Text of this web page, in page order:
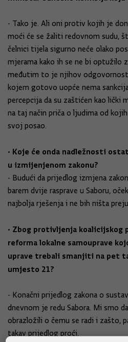
- Tako je. Ali oni protiv kojih je
moći će se žaliti redovnom sudu,
čelnici tijela sigurno neće olako
mjerama kako ih se ne bi optužilo
međutim to je njihov
kojem gotovo uopće nema
percepcija da su zaštićen kao lički
na taj način priča o ljudima od
svoj posao.
• Koje će onda nadležnosti
u izmijenjenom zakonu?
- Budući da prijedlog izmjena
barem dvije rasprave u Saboru,
najbolja rješenja i ne bih ništa
• Zbog protivljenja koalicijskog
reforma lokalne samouprave
uprave trebali smanjiti na pet
umjesto 21?
- Konačni prijedlog zakona o
dnevnom je redu Sabora. Mi smo
obrazložili o čemu se radi i zašto,
takav prijedlog proći.